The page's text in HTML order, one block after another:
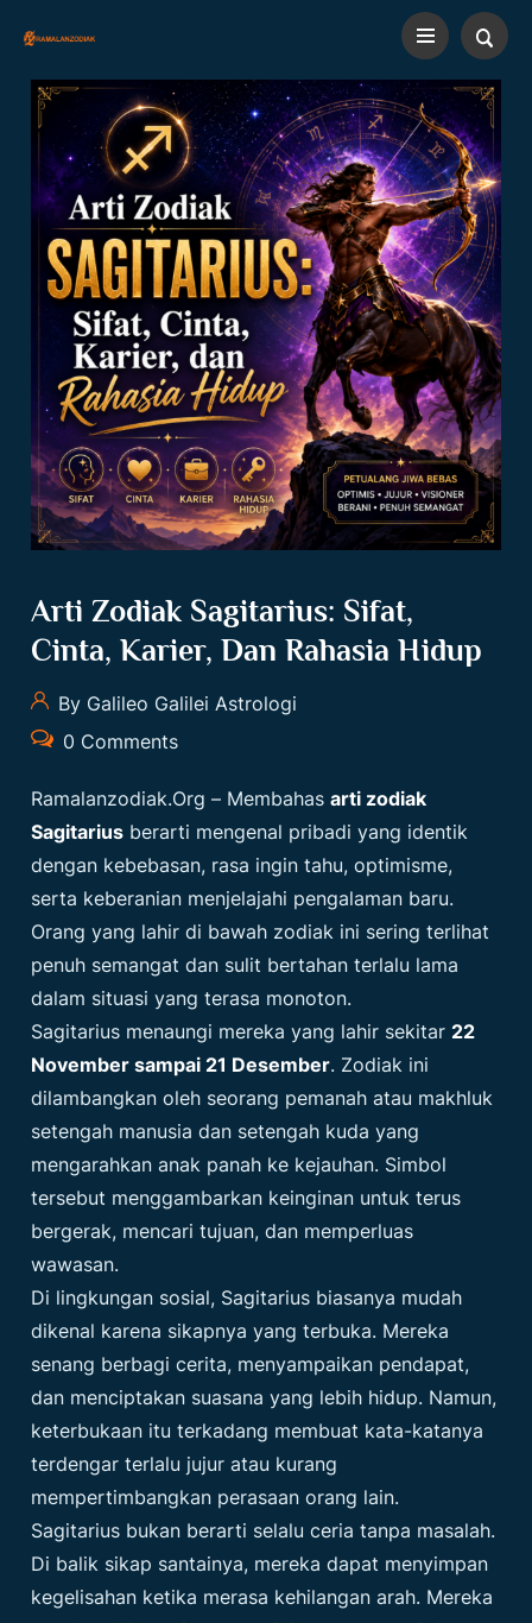
Arti Zodiak Sagitarius: Sifat,
Cinta, Karier, Dan Rahasia Hidup
By Galileo Galilei Astrologi
0 Comments
Ramalanzodiak.org – Membahasarti zodiak
Sagitarius berarti mengenal pribadi yang identik
dengan kebebasan, rasa ingin tahu, optimisme,
serta keberanian menjelajahi pengalaman baru.
Orang yang lahir di bawah zodiak ini sering terlihat
penuh semangat dan sulit bertahan terlalu lama
dalam situasi yang terasa monoton.
Sagitarius menaungi mereka yang lahir sekitar22
November sampai 21 Desember. Zodiak ini
dilambangkan oleh seorang pemanah atau makhluk
setengah manusia dan setengah kuda yang
mengarahkan anak panah ke kejauhan. Simbol
tersebut menggambarkan keinginan untuk terus
bergerak, mencari tujuan, dan memperluas
wawasan.
Di lingkungan sosial, Sagitarius biasanya mudah
dikenal karena sikapnya yang terbuka. Mereka
senang berbagi cerita, menyampaikan pendapat,
dan menciptakan suasana yang lebih hidup. Namun,
keterbukaan itu terkadang membuat kata-katanya
terdengar terlalu jujur atau kurang
mempertimbangkan perasaan orang lain.
Sagitarius bukan berarti selalu ceria tanpa masalah.
Di balik sikap santainya, mereka dapat menyimpan
kegelisahan ketika merasa kehilangan arah. Mereka